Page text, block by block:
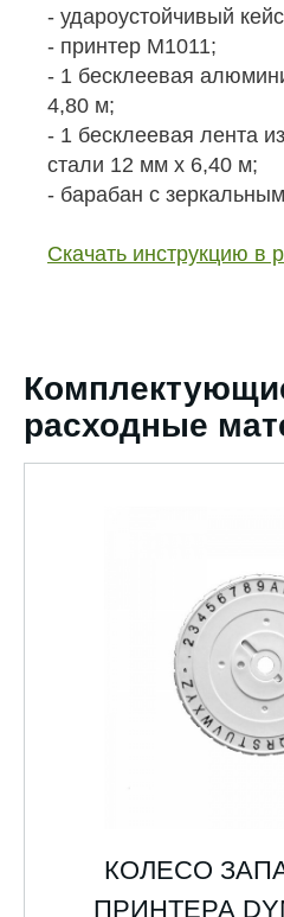
- удароустойчивый
- принтер М1011;
- 1 бесклеевая
4,80 м;
- 1 бесклеевая лента
стали 12 мм х 6,40 м;
- барабан с
Скачать инструкцию в
расходные
КОЛЕСО
ПРИНТЕРА